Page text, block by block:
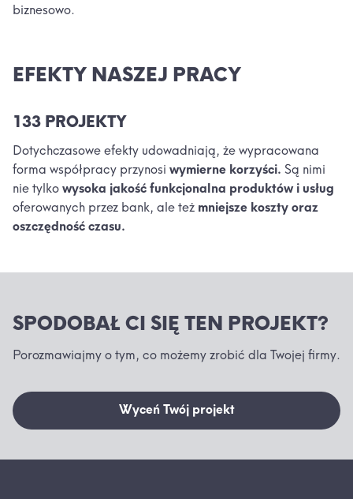
biznesowo.
EFEKTY NASZEJ PRACY
133 PROJEKTY
Dotychczasowe efekty udowadniają, że wypracowana
forma współpracy przynosi wymierne korzyści. Są nimi
nie tylko wysoka jakość funkcjonalna produktów i usług
oferowanych przez bank, ale też mniejsze koszty oraz
oszczędność czasu.
SPODOBAŁ CI SIĘ TEN PROJEKT?
Porozmawiajmy o tym, co możemy zrobić dla Twojej firmy.
Wyceń Twój projekt